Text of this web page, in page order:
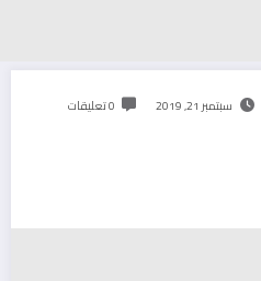
سبتمبر 21, 2019 0 تعليقات